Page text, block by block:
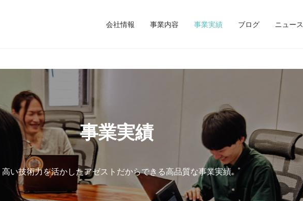
会社情報 事業内容 事業実績 ブログ ニュース
事業実績
高い技術力を活かしたアゼストだからできる高品質な事業実績